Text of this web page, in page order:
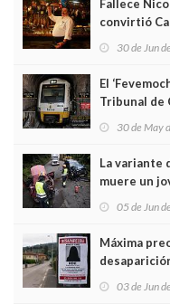
Fallece
convirtió
Asturias en
30 de Jun
El
Tribunal de
sobrecoste
30 de May
La variante
muere un
frontal
05 de Jun
Máxima
03 de Jun